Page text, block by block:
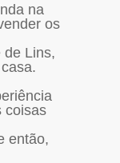
na
os
de Lins,
coisas
então,